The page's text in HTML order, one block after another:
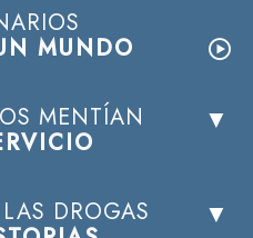
MUNDO
MENTÍAN
DROGAS